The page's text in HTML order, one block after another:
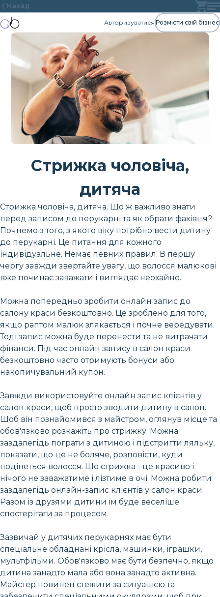
Назад
Авторизуватися Розмісти свій бізнес
Стрижка чоловіча,
дитяча
Стрижка чоловіча, дитяча. Що ж важливо знати
перед записом до перукарні та як обрати фахівця?
Почнемо з того, з якого віку потрібно вести дитину
до перукарні. Це питання для кожного
індивідуальне. Немає певних правил. В першу
чергу завжди звертайте увагу, що волосся малюкові
вже починає заважати і виглядає неохайно.
Можна попередньо зробити онлайн запис до
салону краси безкоштовно. Це зроблено для того,
якщо раптом малюк злякається і почне вередувати.
Тоді запис можна буде перенести та не витрачати
фінанси. Під час онлайн запису в салон краси
безкоштовно часто отримують бонуси або
накопичувальний купон.
Завжди використовуйте онлайн запис клієнтів у
салон краси, щоб просто зводити дитину в салон.
Щоб він познайомився з майстром, оглянув місце та
обов'язково розкажіть про стрижку. Можна
заздалегідь пограти з дитиною і підстригти ляльку,
показати, що це не боляче, розповісти, куди
подінеться волосся. Що стрижка - це красиво і
нічого не заважатиме і лізтиме в очі. Можна робити
заздалегідь онлайн-запис клієнтів у салон краси.
Разом із друзями дитини їм буде веселіше
спостерігати за процесом.
Зазвичай у дитячих перукарнях має бути
спеціальне обладнані крісла, машинки, іграшки,
мультфільми. Обов'язково має бути безпечно, якщо
дитина занадто мала або вона занадто активна.
Майстер повинен стежити за ситуацією та